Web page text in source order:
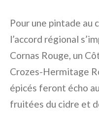
Pour une pintade au
l’accord régional
Cornas Rouge, un
Crozes-Hermitage
épicés feront écho
fruitées du cidre et